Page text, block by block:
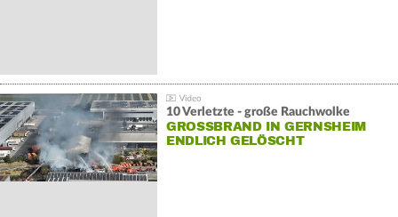
10 Verletzte - große Rauchwolke
GROSSBRAND IN GERNSHEIM E
NDLICH GELÖSCHT